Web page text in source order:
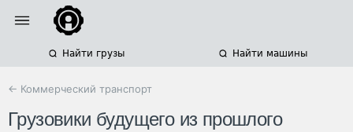
Найти грузы Найти машины
← Коммерческий транспорт
Грузовики будущего из прошлого